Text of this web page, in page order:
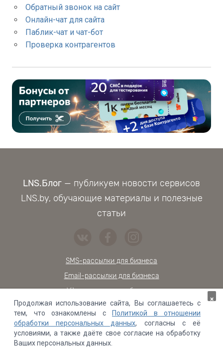
Обратный звонок на сайт
Онлайн-чат для сайта
Паблик-чат и чат-бот
Проверка контрагентов
LNS.Блог — публикуем новости сервисов
LNS.by, обучающие материалы и полезные
статьи
SMS-рассылки для бизнеса
Email-рассылки для бизнеса
Viber-расылки для бизнеса
Обратный звонок на сайт
Онлайн-чат для сайта
Проверка контрагентов
Продолжая использование сайта, Вы соглашаетесь с
тем, что ознакомлены с
Политикой в отношении
обработки персональных данных, согласны с её
условиями, а также даёте свое согласие на обработку
Ваших персональных данных.
×